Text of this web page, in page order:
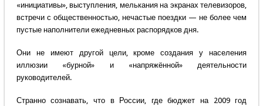
«инициативы», выступления, мелькания на экранах телевизоров,
встречи с общественностью, нечастые поездки — не более чем
пустые наполнители ежедневных распорядков дня.
Они не имеют другой цели, кроме создания у населения
иллюзии «бурной» и «напряжённой» деятельности
руководителей.
Странно сознавать, что в России, где бюджет на 2009 год